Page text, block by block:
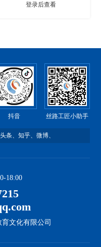
登录后查看
抖音 丝路工匠小助手
头条 知乎、 微博、
18:00
文化有限公司